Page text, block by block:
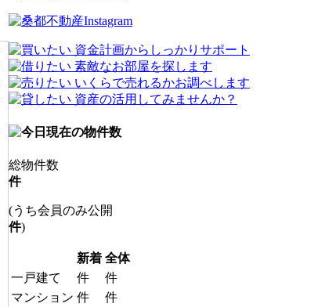
総物件数
件
(うち会員のみ公開
件)
新着 全体
一戸建て
件
件
マンション 件
件